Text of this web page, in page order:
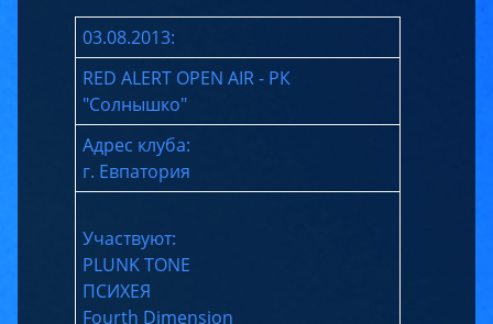
03.08.2013:
RED ALERT OPEN AIR - РК
"Солнышко"
Адрес клуба:
г. Евпатория
Участвуют:
PLUNK TONE
ПСИХЕЯ
Fourth Dimension